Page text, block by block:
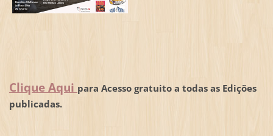
Clique Aqui para Acesso gratuito a todas as Edições
publicadas.